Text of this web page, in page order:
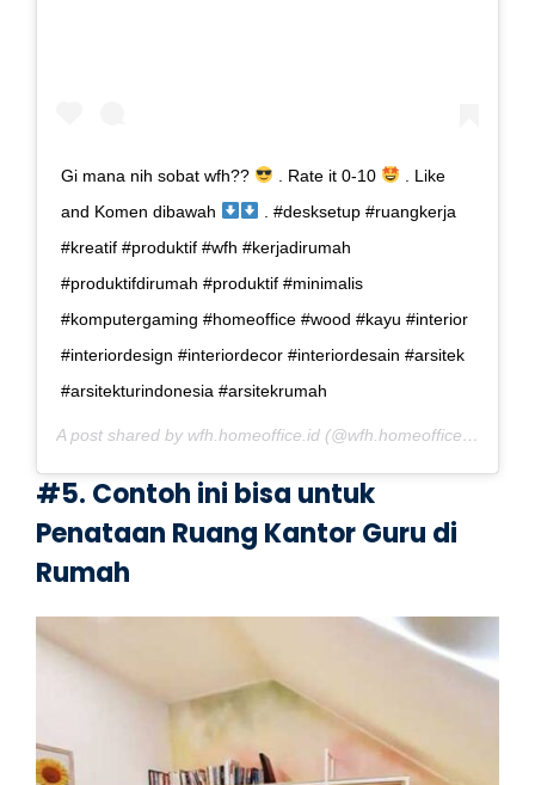
Gi mana nih sobat wfh?? . Rate it 0-10
. Like
and Komen dibawah
. #desksetup #ruangkerja
#kreatif #produktif #wfh #kerjadirumah
#produktifdirumah #produktif #minimalis
#komputergaming #homeoffice #wood #kayu #interior
#interiordesign #interiordecor #interiordesain #arsitek
#arsitekturindonesia #arsitekrumah
A post shared by wfh.homeoffice.id (@wfh.homeoffice.id) on
#5. Contoh ini bisa untuk
Penataan Ruang Kantor Guru di
Rumah